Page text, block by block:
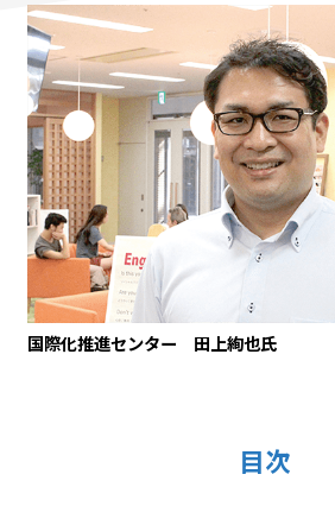
国際化推進センター 田上絢也氏
目次